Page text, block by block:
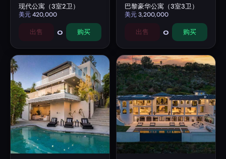
现代公寓（3室2卫）
美元420,000
出售 0 购买
巴黎豪华公寓（3室3卫）
美元3,200,000
出售 0 购买